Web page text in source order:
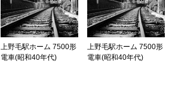
上野毛駅ホーム 7500形
電車(昭和40年代)
上野毛駅ホーム 7500形
電車(昭和40年代)